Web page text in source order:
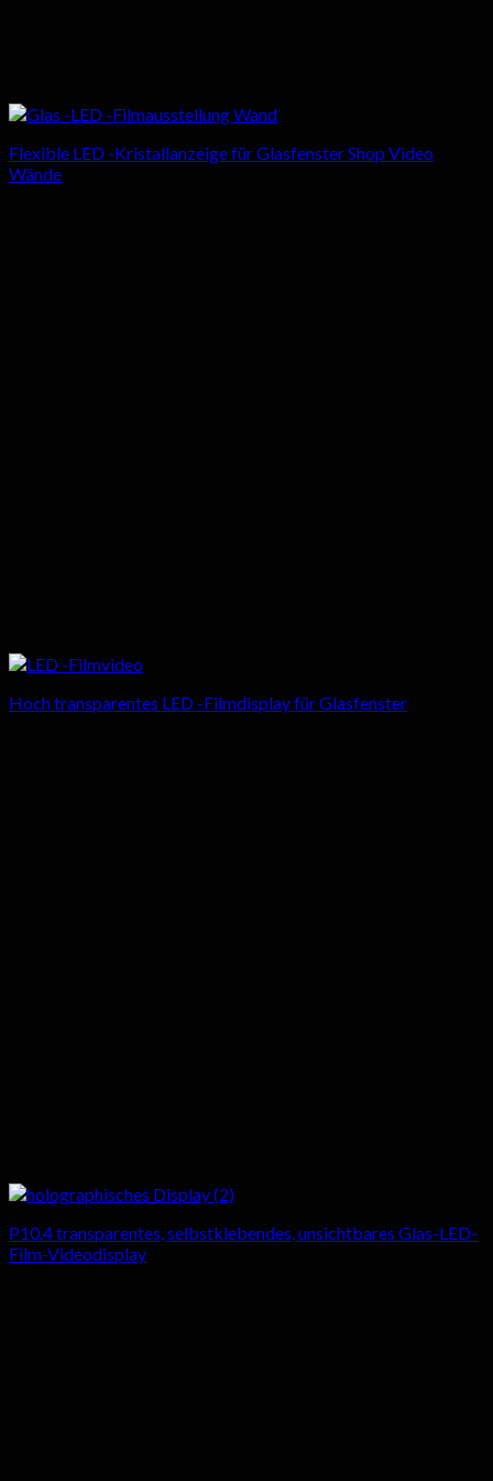
Flexible LED -Kristallanzeige für Glasfenster Shop Video
Wände
Hoch transparentes LED -Filmdisplay für Glasfenster
P10.4 transparentes, selbstklebendes, unsichtbares Glas-LED-
Film-Videodisplay